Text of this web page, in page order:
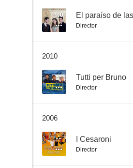
9.0 El paraíso de
Director
2010
-- Tutti per Bruno
Director
2006
-- I Cesaroni
Director